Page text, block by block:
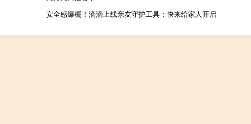
安全感爆棚！滴滴上线亲友守护工具：快来给家人开启